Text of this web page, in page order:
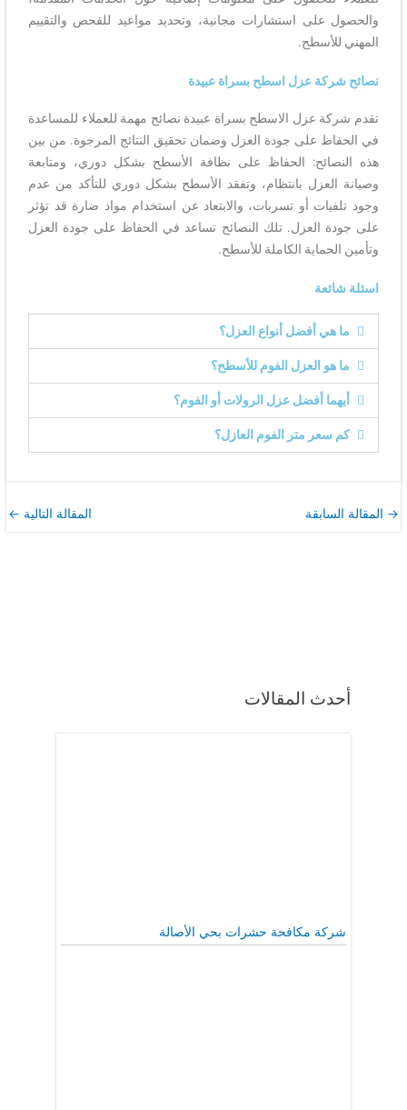
أحدث المقالات
شركة مكافحة حشرات بحي الأصالة
والحصول على استشارات مجانية، وتحديد مواعيد للفحص والتقييم
المهني للأسطح.
نصائح شركة عزل اسطح بسراة عبيدة
تقدم شركة عزل الاسطح بسراة عبيدة نصائح مهمة للعملاء للمساعدة
في الحفاظ على جودة العزل وضمان تحقيق النتائج المرجوة. من بين
هذه النصائح: الحفاظ على نظافة الأسطح بشكل دوري، ومتابعة
وصيانة العزل بانتظام، وتفقد الأسطح بشكل دوري للتأكد من عدم
وجود تلفيات أو تسربات، والابتعاد عن استخدام مواد ضارة قد تؤثر
على جودة العزل. تلك النصائح تساعد في الحفاظ على جودة العزل
وتأمين الحماية الكاملة للأسطح.
اسئلة شائعة
ما هي أفضل أنواع العزل؟
ما هو العزل الفوم للأسطح؟
أيهما أفضل عزل الرولات أو الفوم؟
كم سعر متر الفوم العازل؟
→ المقالة السابقة المقالة التالية ←